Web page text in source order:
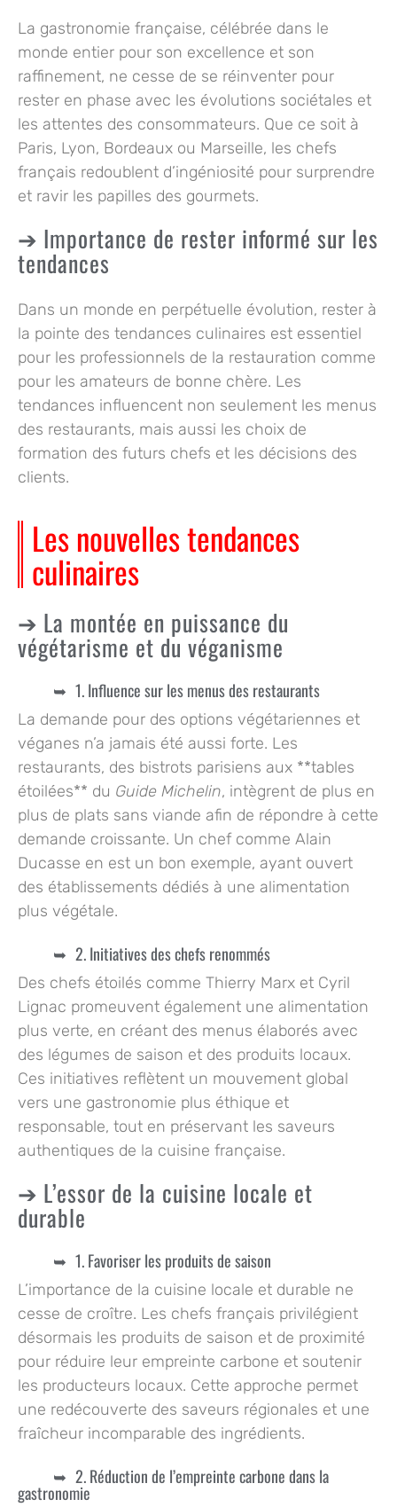
La gastronomie française, célébrée dans le
monde entier pour son excellence et son
raffinement, ne cesse de se réinventer pour
rester en phase avec les évolutions sociétales et
les attentes des consommateurs. Que ce soit à
Paris, Lyon, Bordeaux ou Marseille, les chefs
français redoublent d’ingéniosité pour surprendre
et ravir les papilles des gourmets.
Importance de rester informé sur les
tendances
Dans un monde en perpétuelle évolution, rester à
la pointe des tendances culinaires est essentiel
pour les professionnels de la restauration comme
pour les amateurs de bonne chère. Les
tendances influencent non seulement les menus
des restaurants, mais aussi les choix de
formation des futurs chefs et les décisions des
clients.
Les nouvelles tendances
culinaires
La montée en puissance du
végétarisme et du véganisme
1. Influence sur les menus des restaurants
La demande pour des options végétariennes et
véganes n’a jamais été aussi forte. Les
restaurants, des bistrots parisiens aux **tables
étoilées** du Guide Michelin, intègrent de plus en
plus de plats sans viande afin de répondre à cette
demande croissante. Un chef comme Alain
Ducasse en est un bon exemple, ayant ouvert
des établissements dédiés à une alimentation
plus végétale.
2. Initiatives des chefs renommés
Des chefs étoilés comme Thierry Marx et Cyril
Lignac promeuvent également une alimentation
plus verte, en créant des menus élaborés avec
des légumes de saison et des produits locaux.
Ces initiatives reflètent un mouvement global
vers une gastronomie plus éthique et
responsable, tout en préservant les saveurs
authentiques de la cuisine française.
L’essor de la cuisine locale et
durable
1. Favoriser les produits de saison
L’importance de la cuisine locale et durable ne
cesse de croître. Les chefs français privilégient
désormais les produits de saison et de proximité
pour réduire leur empreinte carbone et soutenir
les producteurs locaux. Cette approche permet
une redécouverte des saveurs régionales et une
fraîcheur incomparable des ingrédients.
2. Réduction de l’empreinte carbone dans la
gastronomie